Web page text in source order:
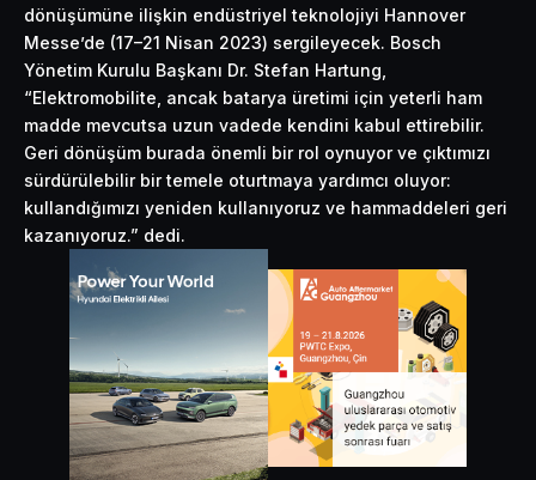
dönüşümüne ilişkin endüstriyel teknolojiyi Hannover
Messe’de (17–21 Nisan 2023) sergileyecek. Bosch
Yönetim Kurulu Başkanı Dr. Stefan Hartung,
“Elektromobilite, ancak batarya üretimi için yeterli ham
madde mevcutsa uzun vadede kendini kabul ettirebilir.
Geri dönüşüm burada önemli bir rol oynuyor ve çıktımızı
sürdürülebilir bir temele oturtmaya yardımcı oluyor:
kullandığımızı yeniden kullanıyoruz ve hammaddeleri geri
kazanıyoruz.” dedi.